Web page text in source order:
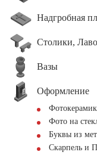
Надгробная
Столики,
Вазы
Оформление
Фото на
Буквы из
Скарпель и